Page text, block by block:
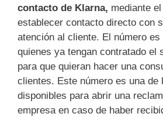
contacto de Klarna, mediante
establecer contacto directo con
atención al cliente. El número
quienes ya tengan contratado el
para que quieran hacer una
clientes. Este número es una de
disponibles para abrir una
empresa en caso de haber